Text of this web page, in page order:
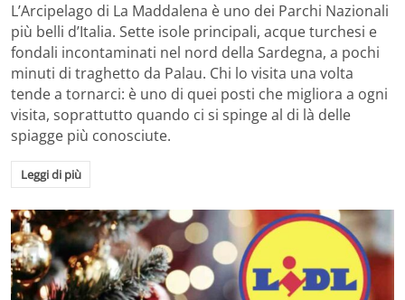
L’Arcipelago di La Maddalena è uno dei Parchi Nazionali
più belli d’Italia. Sette isole principali, acque turchesi e
fondali incontaminati nel nord della Sardegna, a pochi
minuti di traghetto da Palau. Chi lo visita una volta
tende a tornarci: è uno di quei posti che migliora a ogni
visita, soprattutto quando ci si spinge al di là delle
spiagge più conosciute.
Leggi di più